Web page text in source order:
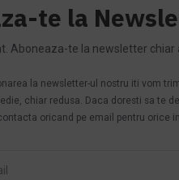
te la
Aboneaza-te la newsletter chiar
la newsletter-ul nostru iti vom
chiar redusa. Daca doresti sa te
oricand pe email pentru orice